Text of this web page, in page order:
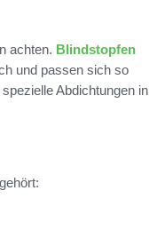
achten. Blindstopfen
und passen sich so
Abdichtungen in